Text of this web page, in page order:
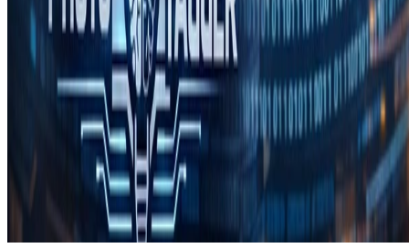
© 2026 Julio Batista Silva. This work is licensed under
CC BY NC